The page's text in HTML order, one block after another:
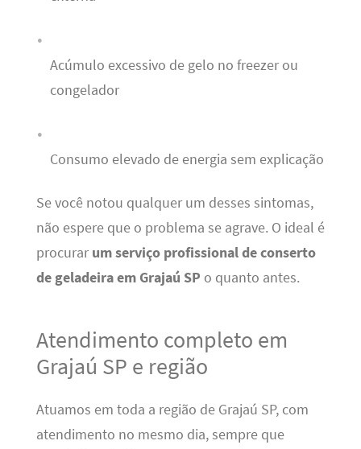
Acúmulo excessivo de gelo no freezer ou
congelador
Consumo elevado de energia sem explicação
Se você notou qualquer um desses sintomas,
não espere que o problema se agrave. O ideal é
procurar um serviço profissional de conserto
de geladeira em Grajaú SP o quanto antes.
Atendimento completo em
Grajaú SP e região
Atuamos em toda a região de Grajaú SP, com
atendimento no mesmo dia, sempre que